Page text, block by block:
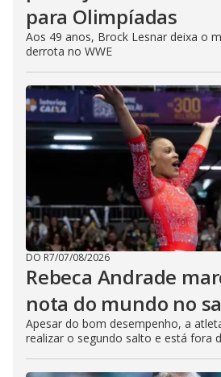
para Olimpíadas
Aos 49 anos, Brock Lesnar deixa o
derrota no WWE
DO R7/07/08/2026
Rebeca Andrade
nota do mundo no
Apesar do bom desempenho, a
realizar o segundo salto e está fora